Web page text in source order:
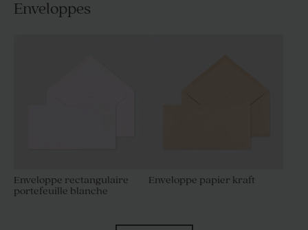
Enveloppes
Enveloppe rectangulaire
portefeuille blanche
Enveloppe papier kraft